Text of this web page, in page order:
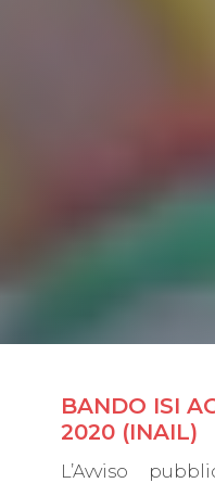
BANDO ISI
2020 (INAIL)
L’Avviso